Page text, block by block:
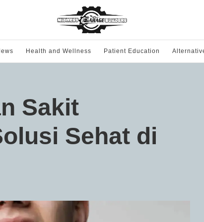
Health and Wellness Patient Education
Sakit
Sehat di